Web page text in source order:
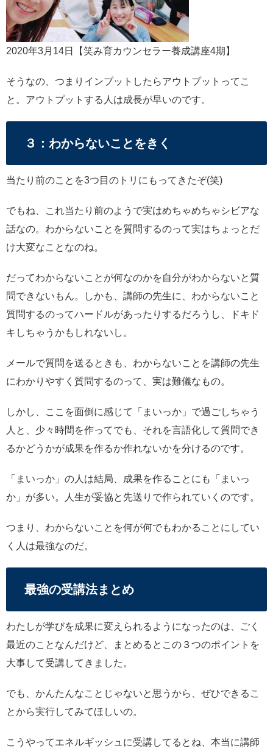
2020年3月14日【笑み育カウンセラー養成講座4期】
そうなの、つまりインプットしたらアウトプットってこ
と。アウトプットする人は成長が早いのです。
３：わからないことをきく
当たり前のことを3つ目のトリにもってきたぞ(笑)
でもね、これ当たり前のようで実はめちゃめちゃシビアな
話なの。わからないことを質問するのって実はちょっとだ
け大変なことなのね。
だってわからないことが何なのかを自分がわからないと質
問できないもん。しかも、講師の先生に、わからないこと
質問するのってハードルがあったりするだろうし、ドキド
キしちゃうかもしれないし。
メールで質問を送るときも、わからないことを講師の先生
にわかりやすく質問するのって、実は難儀なもの。
しかし、ここを面倒に感じて「まいっか」で過ごしちゃう
人と、少々時間を作ってでも、それを言語化して質問でき
るかどうかが成果を作るか作れないかを分けるのです。
「まいっか」の人は結局、成果を作ることにも「まいっ
か」が多い。人生が妥協と先送りで作られていくのです。
つまり、わからないことを何が何でもわかることにしてい
く人は最強なのだ。
最強の受講法まとめ
わたしが学びを成果に変えられるようになったのは、ごく
最近のことなんだけど、まとめるとこの３つのポイントを
大事して受講してきました。
でも、かんたんなことじゃないと思うから、ぜひできるこ
とから実行してみてほしいの。
こうやってエネルギッシュに受講してるとね、本当に講師